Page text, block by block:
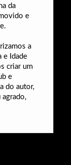
da
e
a
e Idade
criar um
e
do autor,